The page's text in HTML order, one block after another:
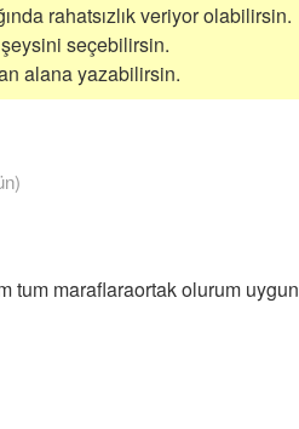
rahatsızlık veriyor olabilirsin.
seçebilirsin.
alana yazabilirsin.
tum maraflaraortak olurum uygun